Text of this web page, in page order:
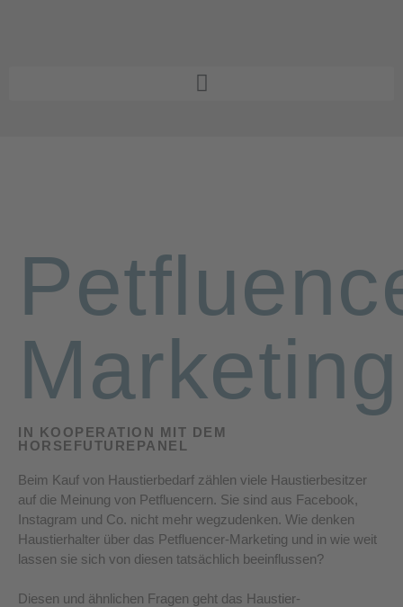
Marketing
IN KOOPERATION MIT DEM
HORSEFUTUREPANEL
Beim Kauf von Haustierbedarf zählen viele Haustierbesitzer
auf die Meinung von Petfluencern. Sie sind aus Facebook,
Instagram und Co. nicht mehr wegzudenken. Wie denken
Haustierhalter über das Petfluencer-Marketing und in wie weit
lassen sie sich von diesen tatsächlich beeinflussen?
Diesen und ähnlichen Fragen geht das Haustier-